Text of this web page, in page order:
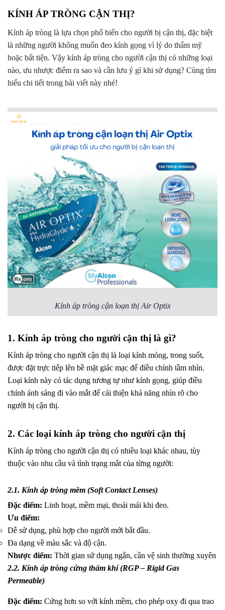
KÍNH ÁP TRÒNG CẬN THỊ?
Kính áp tròng là lựa chọn phổ biến cho người bị cận thị, đặc biệt
là những người không muốn đeo kính gọng vì lý do thẩm mỹ
hoặc bất tiện. Vậy kính áp tròng cho người cận thị có những loại
nào, ưu nhược điểm ra sao và cần lưu ý gì khi sử dụng? Cùng tìm
hiểu chi tiết trong bài viết này nhé!
Kính áp tròng cận loạn thị Air Optix
1. Kính áp tròng cho người cận thị là gì?
Kính áp tròng cho người cận thị là loại kính mỏng, trong suốt,
được đặt trực tiếp lên bề mặt giác mạc để điều chỉnh tầm nhìn.
Loại kính này có tác dụng tương tự như kính gọng, giúp điều
chỉnh ánh sáng đi vào mắt để cải thiện khả năng nhìn rõ cho
người bị cận thị.
2. Các loại kính áp tròng cho người cận thị
Kính áp tròng cho người cận thị có nhiều loại khác nhau, tùy
thuộc vào nhu cầu và tình trạng mắt của từng người:
2.1. Kính áp tròng mềm (Soft Contact Lenses)
Đặc điểm: Linh hoạt, mềm mại, thoải mái khi đeo.
Ưu điểm:
Dễ sử dụng, phù hợp cho người mới bắt đầu.
Đa dạng về màu sắc và độ cận.
Nhược điểm: Thời gian sử dụng ngắn, cần vệ sinh thường xuyên
2.2. Kính áp tròng cứng thấm khí (RGP – Rigid Gas
Permeable)
Đặc điểm: Cứng hơn so với kính mềm, cho phép oxy đi qua trao